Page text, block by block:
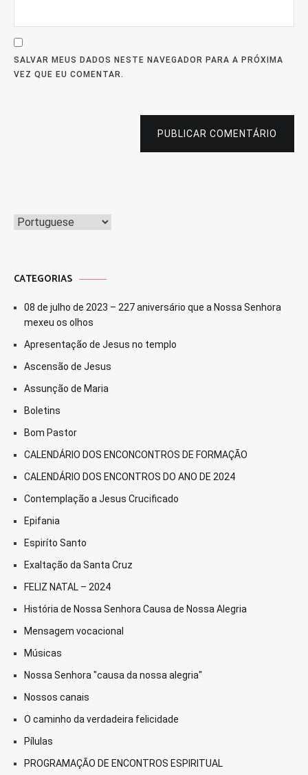
SALVAR MEUS DADOS NESTE NAVEGADOR PARA A PRÓXIMA
VEZ QUE EU COMENTAR.
PUBLICAR COMENTÁRIO
CATEGORIAS
08 de julho de 2023 – 227 aniversário que a Nossa Senhora
mexeu os olhos
Apresentação de Jesus no templo
Ascensão de Jesus
Assunção de Maria
Boletins
Bom Pastor
CALENDÁRIO DOS ENCONCONTROS DE FORMAÇÃO
CALENDÁRIO DOS ENCONTROS DO ANO DE 2024
Contemplação a Jesus Crucificado
Epifania
Espiríto Santo
Exaltação da Santa Cruz
FELIZ NATAL – 2024
História de Nossa Senhora Causa de Nossa Alegria
Mensagem vocacional
Músicas
Nossa Senhora "causa da nossa alegria"
Nossos canais
O caminho da verdadeira felicidade
Pílulas
PROGRAMAÇÃO DE ENCONTROS ESPIRITUAL